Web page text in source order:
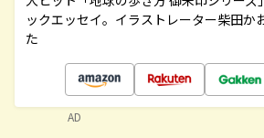
ックエッセイ。イラストレーター柴田か
た
AD